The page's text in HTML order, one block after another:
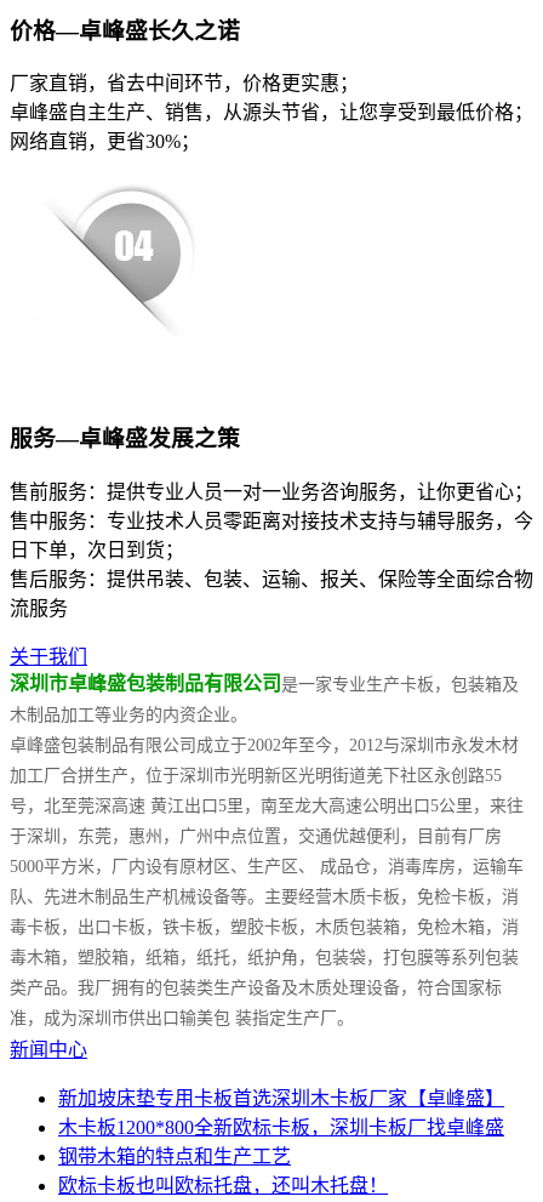
价格—卓峰盛长久之诺
厂家直销，省去中间环节，价格更实惠；
卓峰盛自主生产、销售，从源头节省，让您享受到最低价格；
网络直销，更省30%；
服务—卓峰盛发展之策
售前服务：提供专业人员一对一业务咨询服务，让你更省心；
售中服务：专业技术人员零距离对接技术支持与辅导服务，今
日下单，次日到货；
售后服务：提供吊装、包装、运输、报关、保险等全面综合物
流服务
关于我们
深圳市卓峰盛包装制品有限公司 是一家专业生产卡板，包装箱及
木制品加工等业务的内资企业。
卓峰盛包装制品有限公司成立于2002年至今，2012与深圳市永发木材
加工厂合拼生产，位于深圳市光明新区光明街道羌下社区永创路55
号，北至莞深高速 黄江出口5里，南至龙大高速公明出口5公里，来往
于深圳，东莞，惠州，广州中点位置，交通优越便利，目前有厂房
5000平方米，厂内设有原材区、生产区、 成品仓，消毒库房，运输车
队、先进木制品生产机械设备等。主要经营木质卡板，免检卡板，消
毒卡板，出口卡板，铁卡板，塑胶卡板，木质包装箱，免检木箱，消
毒木箱，塑胶箱，纸箱，纸托，纸护角，包装袋，打包膜等系列包装
类产品。我厂拥有的包装类生产设备及木质处理设备，符合国家标
准，成为深圳市供出口输美包 装指定生产厂。
新闻中心
新加坡床垫专用卡板首选深圳木卡板厂家【卓峰盛】
木卡板1200*800全新欧标卡板，深圳卡板厂找卓峰盛
钢带木箱的特点和生产工艺
欧标卡板也叫欧标托盘，还叫木托盘！